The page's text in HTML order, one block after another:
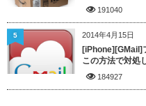
191040
2014年4月15日
[iPhone][GMail]
この方法で対処
184927
5